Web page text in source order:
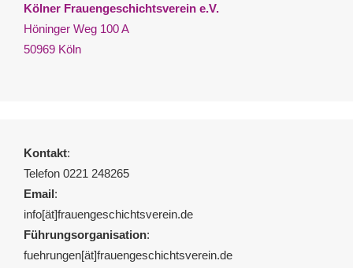
Kölner Frauengeschichtsverein e.V.
Höninger Weg 100 A
50969 Köln
Kontakt:
Telefon 0221 248265
Email:
info[ät]frauengeschichtsverein.de
Führungsorganisation:
fuehrungen[ät]frauengeschichtsverein.de